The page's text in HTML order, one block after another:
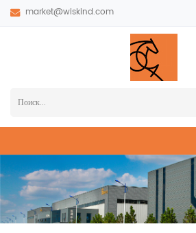
market@wiskind.com